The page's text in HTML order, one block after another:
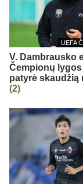
UEFA
V. Dambrausko
Čempionų
patyrė skaudžią
(2)